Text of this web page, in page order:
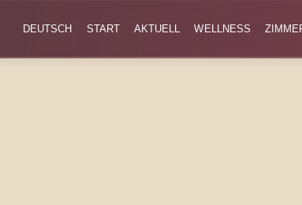
DEUTSCH START AKTUELL WELLNESS